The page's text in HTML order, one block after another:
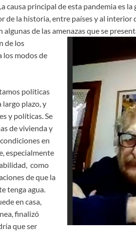
causa principal de esta pandemia es la
de la historia, entre países y al interior
de las amenazas que se
de los
los modos de
políticas
plazo, y
y políticas. Se
de vivienda y
en
especialmente
como
de que la
tenga agua.
en casa,
finalizó
que ser